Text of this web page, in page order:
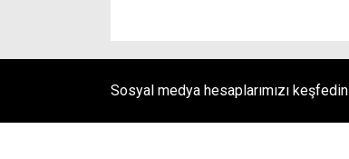
Sosyal medya hesaplarımızı keşfedin